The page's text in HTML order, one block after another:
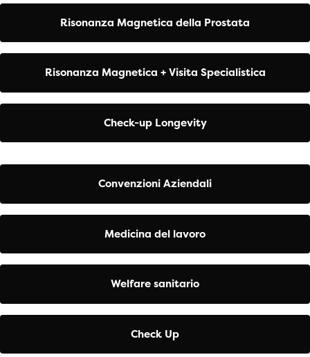
Risonanza Magnetica della Prostata
Risonanza Magnetica + Visita Specialistica
Check-up Longevity
Convenzioni Aziendali
Medicina del lavoro
Welfare sanitario
Check Up